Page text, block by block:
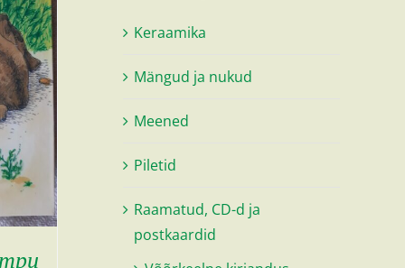
Keraamika
Mängud ja nukud
Meened
Piletid
Raamatud, CD-d ja
postkaardid